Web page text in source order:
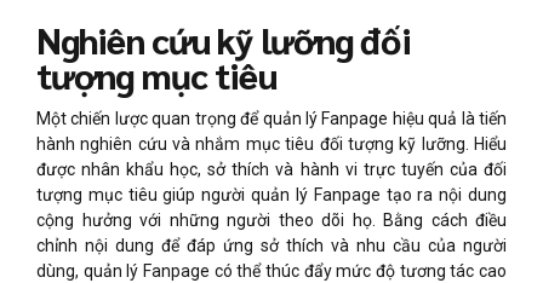
Nghiên cứu kỹ lưỡng đối
tượng mục tiêu
Một chiến lược quan trọng để quản lý Fanpage hiệu quả là tiến
hành nghiên cứu và nhắm mục tiêu đối tượng kỹ lưỡng. Hiểu
được nhân khẩu học, sở thích và hành vi trực tuyến của đối
tượng mục tiêu giúp người quản lý Fanpage tạo ra nội dung
cộng hưởng với những người theo dõi họ. Bằng cách điều
chỉnh nội dung để đáp ứng sở thích và nhu cầu của người
dùng, quản lý Fanpage có thể thúc đẩy mức độ tương tác cao